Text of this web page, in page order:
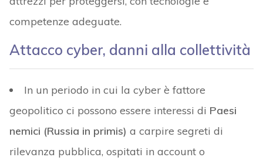
competenze adeguate.
Attacco cyber, danni alla collettività
In un periodo in cui la cyber è fattore
geopolitico ci possono essere interessi di Paesi
nemici (Russia in primis) a carpire segreti di
rilevanza pubblica, ospitati in account o